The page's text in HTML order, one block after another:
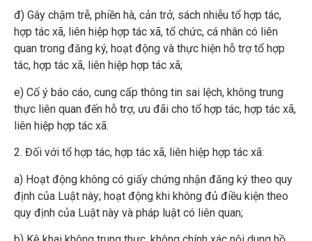
đ) Gây chậm trễ, phiền hà, cản trở, sách nhiễu tổ hợp tác,
hợp tác xã, liên hiệp hợp tác xã, tổ chức, cá nhân có liên
quan trong đăng ký, hoạt động và thực hiện hỗ trợ tổ hợp
tác, hợp tác xã, liên hiệp hợp tác xã;
e) Cố ý báo cáo, cung cấp thông tin sai lệch, không trung
thực liên quan đến hỗ trợ, ưu đãi cho tổ hợp tác, hợp tác xã,
liên hiệp hợp tác xã.
2. Đối với tổ hợp tác, hợp tác xã, liên hiệp hợp tác xã:
a) Hoạt động không có giấy chứng nhận đăng ký theo quy
định của Luật này; hoạt động khi không đủ điều kiện theo
quy định của Luật này và pháp luật có liên quan;